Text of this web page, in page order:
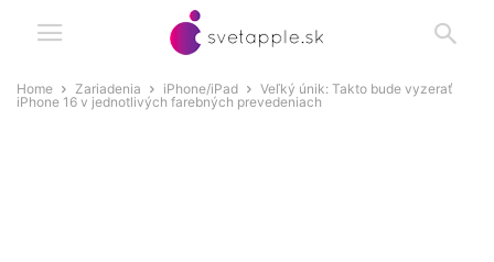
Home Zariadenia iPhone/iPad
Veľký únik: Takto bude vyzerať
iPhone 16 v jednotlivých farebných prevedeniach